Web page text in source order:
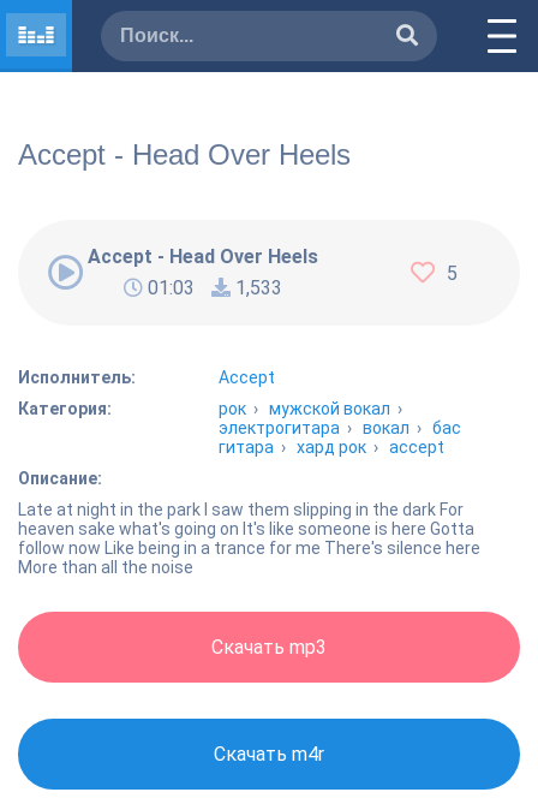
Accept - Head Over Heels
Accept - Head Over Heels
01:03
1,533
5
Исполнитель:
Accept
Категория:
рок ›мужской вокал ›
электрогитара ›вокал ›бас
гитара ›хард рок ›accept
Описание:
Late at night in the park I saw them slipping in the dark For
heaven sake what's going on It's like someone is here Gotta
follow now Like being in a trance for me There's silence here
More than all the noise
Скачать mp3
Скачать m4r